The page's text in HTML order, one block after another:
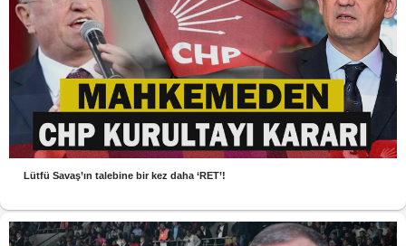
Lütfü Savaş’ın talebine bir kez daha ‘RET’!